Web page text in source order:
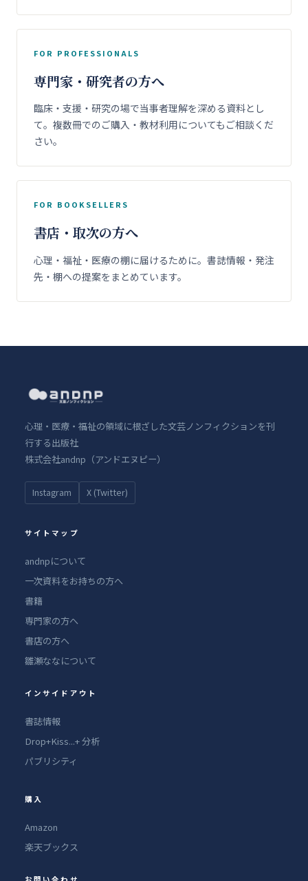
FOR PROFESSIONALS
専門家・研究者の方へ
臨床・支援・研究の場で当事者理解を深める資料とし
て。複数冊でのご購入・教材利用についてもご相談くだ
さい。
FOR BOOKSELLERS
書店・取次の方へ
心理・福祉・医療の棚に届けるために。書誌情報・発注
先・棚への提案をまとめています。
心理・医療・福祉の領域に根ざした文芸ノンフィクションを刊
行する出版社
株式会社andnp（アンドエヌピー）
Instagram X (Twitter)
サイトマップ
andnpについて
一次資料をお持ちの方へ
書籍
専門家の方へ
書店の方へ
雛瀬ななについて
インサイドアウト
書誌情報
Drop+Kiss...+ 分析
パブリシティ
購入
Amazon
楽天ブックス